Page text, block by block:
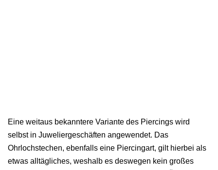
Eine weitaus bekanntere Variante des Piercings wird
selbst in Juweliergeschäften angewendet. Das
Ohrlochstechen, ebenfalls eine Piercingart, gilt hierbei als
etwas alltägliches, weshalb es deswegen kein großes